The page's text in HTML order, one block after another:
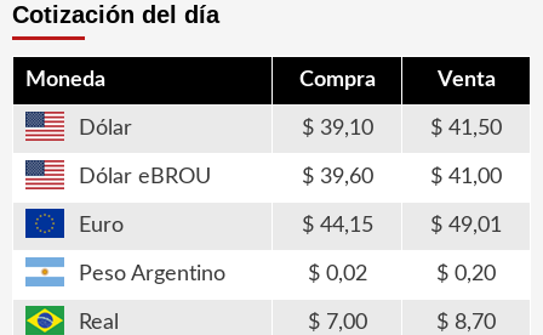
Cotización del día
Moneda Compra Venta
Dólar 39,10 41,50
Dólar eBROU 39,60 41,00
Euro 44,15 49,01
Peso Argentino 0,02 0,20
Real 7,00 8,70